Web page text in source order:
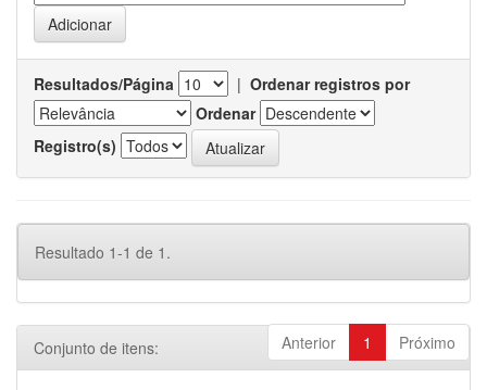
Resultados/Página | Ordenar registros por
Ordenar
Registro(s)
Resultado 1-1 de 1.
Anterior 1 Próximo
Conjunto de itens: